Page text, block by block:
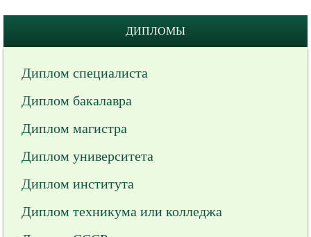
ДИПЛОМЫ
Диплом специалиста
Диплом бакалавра
Диплом магистра
Диплом университета
Диплом института
Диплом техникума или колледжа